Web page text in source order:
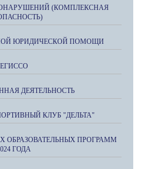
(КОМПЛЕКСНАЯ
ЮРИДИЧЕСКОЙ ПОМОЩИ
ЕГИССО
ДЕЯТЕЛЬНОСТЬ
КЛУБ "ДЕЛЬТА"
ОБРАЗОВАТЕЛЬНЫХ ПРОГРАММ
ГОДА